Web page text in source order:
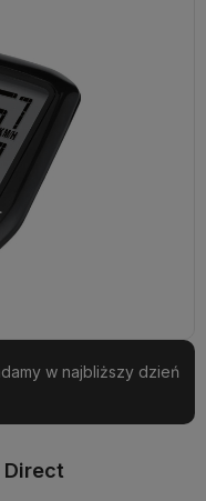
w najbliższy dzień
Direct